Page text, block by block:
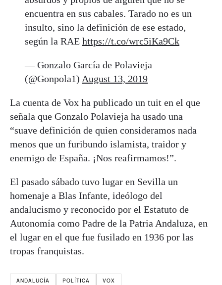
encuentra en sus cabales. Tarado no es un
insulto, sino la definición de ese estado,
según la RAE https://t.co/wrc5iKa9Ck
— Gonzalo García de Polavieja
(@Gonpola1) August 13, 2019
La cuenta de Vox ha publicado un tuit en el que
señala que Gonzalo Polavieja ha usado una
“suave definición de quien consideramos nada
menos que un furibundo islamista, traidor y
enemigo de España. ¡Nos reafirmamos!”.
El pasado sábado tuvo lugar en Sevilla un
homenaje a Blas Infante, ideólogo del
andalucismo y reconocido por el Estatuto de
Autonomía como Padre de la Patria Andaluza, en
el lugar en el que fue fusilado en 1936 por las
tropas franquistas.
ANDALUCÍA POLÍTICA VOX